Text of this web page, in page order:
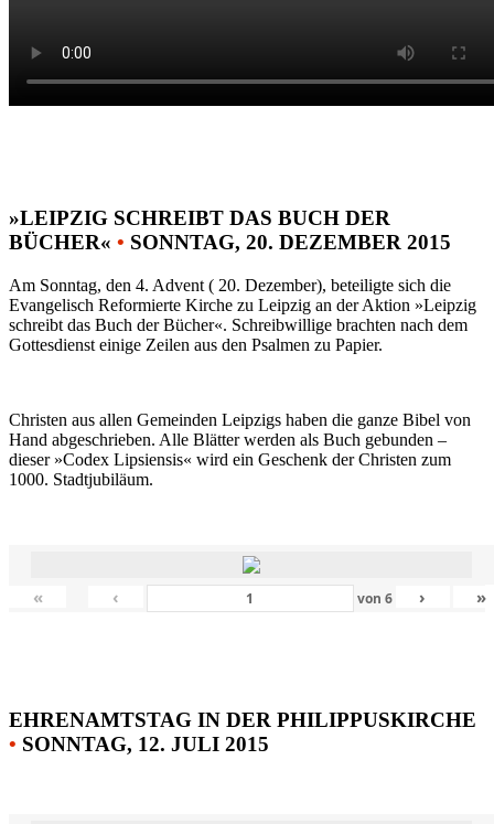
»LEIPZIG SCHREIBT DAS BUCH DER
BÜCHER« • SONNTAG, 20. DEZEMBER 2015
Am Sonntag, den 4. Advent ( 20. Dezember), beteiligte sich die
Evangelisch Reformierte Kirche zu Leipzig an der Aktion »Leipzig
schreibt das Buch der Bücher«. Schreibwillige brachten nach dem
Gottesdienst einige Zeilen aus den Psalmen zu Papier.
Christen aus allen Gemeinden Leipzigs haben die ganze Bibel von
Hand abgeschrieben. Alle Blätter werden als Buch gebunden –
dieser »Codex Lipsiensis« wird ein Geschenk der Christen zum
1000. Stadtjubiläum.
« ‹ von 6 › »
EHRENAMTSTAG IN DER PHILIPPUSKIRCHE
• SONNTAG, 12. JULI 2015